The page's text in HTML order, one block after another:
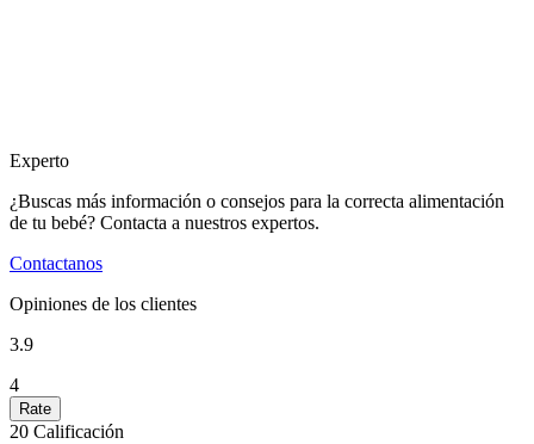
Experto
¿Buscas más información o consejos para la correcta alimentación
de tu bebé? Contacta a nuestros expertos.
Contactanos
Opiniones de los clientes
3.9
4
20 Calificación